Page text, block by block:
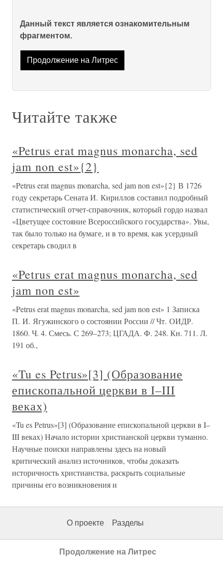
Данный текст является ознакомительным
фрагментом.
Продолжение на Литрес
Читайте также
«Petrus erat magnus monarcha, sed
jam non est»{2}
«Petrus erat magnus monarcha, sed jam non est»{2} В 1726
году секретарь Сената И. Кириллов составил подробный
статистический отчет-справочник, который гордо назвал
«Цветущее состояние Всероссийского государства». Увы,
так было только на бумаге, и в то время, как усердный
секретарь сводил в
«Petrus erat magnus monarcha, sed
jam non est»
«Petrus erat magnus monarcha, sed jam non est» 1 Записка
П. И. Ягужинского о состоянии России // Чт. ОИДР.
1860. Ч. 4. Смесь. С 269–273; ЦГАДА. Ф. 248. Кн. 711. Л.
191 об.,
«Tu es Petrus»[3] (Образование
епископальной церкви в I–III
веках)
«Tu es Petrus»[3] (Образование епископальной церкви в I–
III веках) Начало истории христианской церкви туманно.
Научные поиски направлены здесь на новый
критический анализ источников, чтобы доказать
историчность христианства, раскрыть социальные
причины его возникновения и
О проекте Разделы
Продолжение на Литрес